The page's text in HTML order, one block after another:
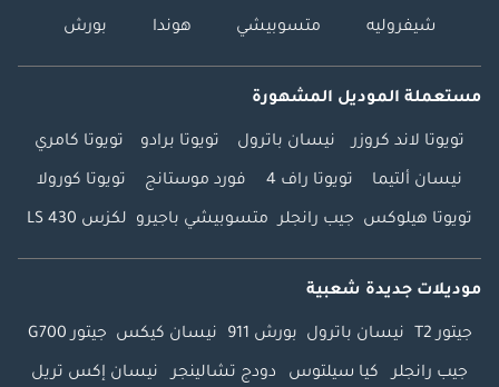
شيفروليه متسوبيشي هوندا بورش
مستعملة الموديل المشهورة
تويوتا لاند كروزر نيسان باترول تويوتا برادو تويوتا كامري
نيسان ألتيما تويوتا راف 4 فورد موستانج تويوتا كورولا
تويوتا هيلوكس جيب رانجلر متسوبيشي باجيرو لكزس LS 430
موديلات جديدة شعبية
جيتور T2 نيسان باترول بورش 911 نيسان كيكس جيتور G700
جيب رانجلر كيا سيلتوس دودج تشالينجر نيسان إكس تريل